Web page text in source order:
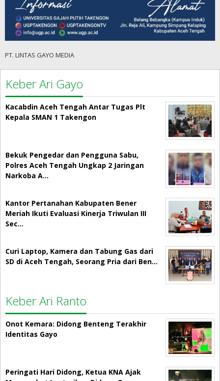
PT. LINTAS GAYO MEDIA
Keber Ari Gayo
Kacabdin Aceh Tengah Antar Tugas Plt
Kepala SMAN 1 Takengon
Bekuk Pengedar dan Pengguna Sabu,
Polres Aceh Tengah Ungkap 2 Jaringan
Narkoba A…
Kantor Pertanahan Kabupaten Bener
Meriah Ikuti Evaluasi Kinerja Triwulan III
Sec…
Curi Laptop, Kamera dan Tabung Gas dari
SD di Aceh Tengah, Seorang Pria dari Ben…
Keber Ari Ranto
Onot Kemara: Didong Benteng Terakhir
Identitas Gayo
Peringati Hari Didong, Ketua KNA Ajak